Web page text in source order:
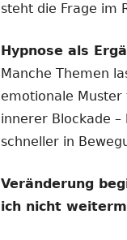
steht die Frage im
Hypnose als
Manche Themen
emotionale Muster
innerer Blockade –
schneller in
Veränderung
ich nicht